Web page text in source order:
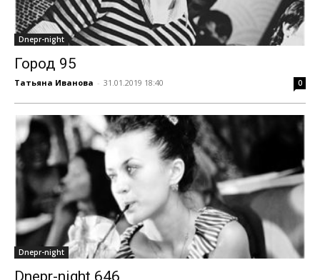
Dnepr-night
Город 95
Татьяна Иванова - 31.01.2019 18:40 0
Dnepr-night
Dnepr-night 646